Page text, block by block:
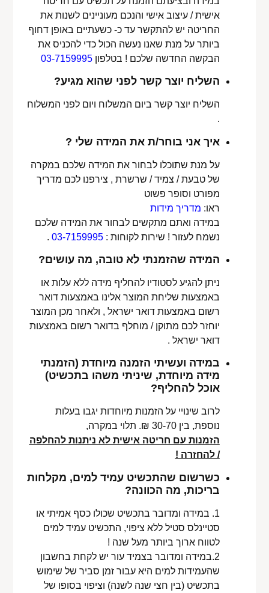
אישית / עיצוב אישי והנכם מעוניינים לשנות את
החריטה יש להתקשר עד כ- כשעתיים באופן דחוף
ביותר על מנת שאנו נעשה הכול כדי להכניס את
הבקשה החדשה שלכם ! בטלפון03-7159995
השליח יוצר קשר לפני שהוא מגיע?
השליח יוצר קשר ביום המשלוח ויום לפני המשלוח
.
איך אני בוחר/ת את המידה שלי ?
על מנת שתוכלו לבחור את המידה שלכם במקרה
של טבעת / צמיד / שרשרת , צירפנו לכם מדריך
מפורט וסופר פשוט
ראו: מדריך מידות
במידה ואתם מתקשים לבחור את המידה שלכם
נשמח לעזור ! שירות לקוחות :03-7159995
.
המידה שהזמנתי לא טובה, מה עושים?
ניתן להגיע לסטודיו להחליף מידה ללא עלות או
באמצעות שליחת המוצר אלינו באמצעות דואר
רשום באמצעות דואר ישראל , ולאחר מכן המוצר
יוחזר לכם מתוקן / מוחלף בדואר רשום באמצעות
דואר ישראל .
במידה ועשיתי הזמנה מיוחדת (הזמנתי
מידה מיוחדת, שיניתי משהו בתכשיט)
אוכל להחליף?
לרוב שינויי על הזמנות מיוחדות יגבו בעלות
נוספת, בין 30-70 ₪. תלוי במקרה,
הזמנות עם חריטה אישית לא ניתנות להחלפה
/ להחזרה !
כשרשום שהתכשיט עמיד למים, מקלחות
בריכות, מה הכוונה?
1. במידה ומדובר בתכשיט שכולו כסף אמיתי או
סטיינלס סטיל ללא ציפוי, התכשיט עמיד למים
לטווח ארוך ביותר מעל שנה !
2.במידה ומדובר בצמיד עור יש לקחת בחשבון
שהעמידות למים היא עבור זמן סביר של שימוש
בתכשיט (בין חצי שנה לשנה) וציפוי בסופו של